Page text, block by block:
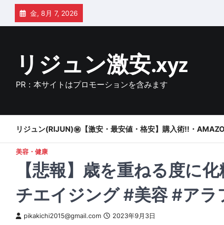
Skip
content
金, 8月 7, 2026
リジュン激安.xyz
PR：本サイトはプロモーションを含みます
リジュン(RIJUN)㊙【激安・最安値・格安】購入術!!・
美容・健康
【悲報】歳を重ねる度に
チエイジング #美容 #アラ
pikakichi2015@gmail.com 2023年9月3日